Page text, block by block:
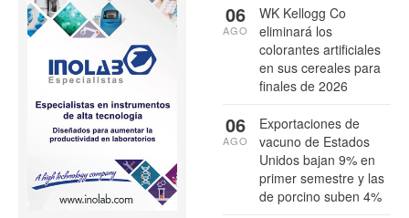
WK Kellogg Co
eliminará los
colorantes artificiales
en sus cereales para
finales de 2026
06
AGO
Exportaciones de
vacuno de Estados
Unidos bajan 9% en
primer semestre y las
de porcino suben 4%
06
AGO